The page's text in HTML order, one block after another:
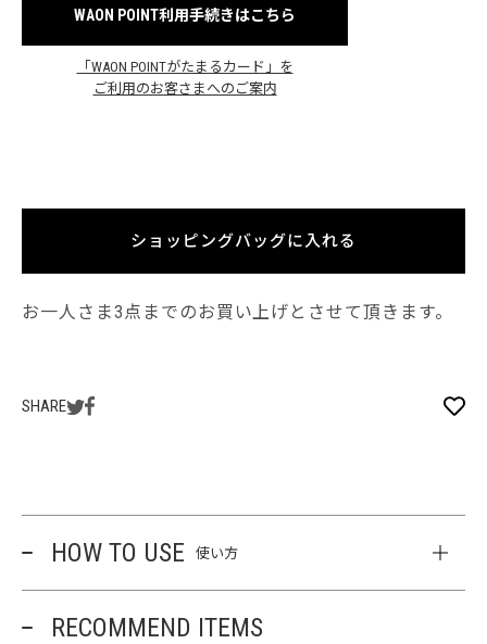
WAON POINT利用手続きはこちら
「WAON POINTがたまるカード」を
ご利用のお客さまへのご案内
ショッピングバッグに入れる
お一人さま3点までのお買い上げとさせて頂きます。
SHARE
HOW TO USE 使い方
RECOMMEND ITEMS